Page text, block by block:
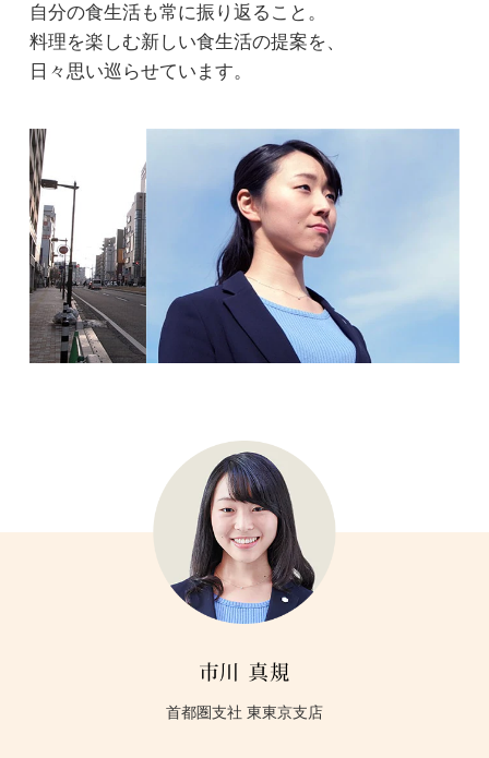
自分の食生活も常に振り返ること。
料理を楽しむ新しい食生活の提案を、
日々思い巡らせています。
首都圏支社 東東京支店